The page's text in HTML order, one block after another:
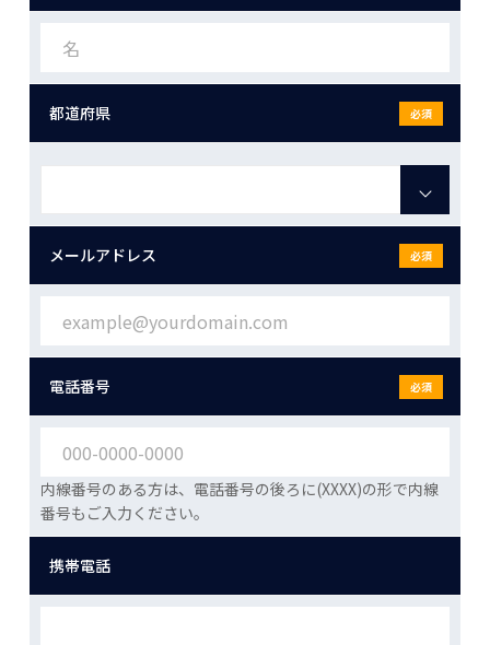
都道府県 必須
メールアドレス 必須
電話番号 必須
内線番号のある方は、電話番号の後ろに(XXXX)の形で内線
番号もご入力ください。
携帯電話